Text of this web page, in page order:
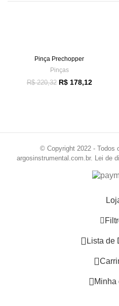
Pinça Prechopper
Pinças
R$220,32 R$178,12
© Copyright 2022 - Todos
argosinstrumental.com.br. Lei de
0Lista de
0
Minha